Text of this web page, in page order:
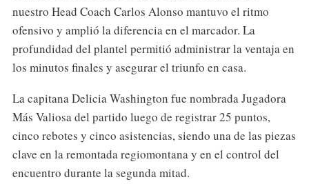
nuestro Head Coach Carlos Alonso mantuvo el ritmo
ofensivo y amplió la diferencia en el marcador. La
profundidad del plantel permitió administrar la ventaja en
los minutos finales y asegurar el triunfo en casa.
La capitana Delicia Washington fue nombrada Jugadora
Más Valiosa del partido luego de registrar 25 puntos,
cinco rebotes y cinco asistencias, siendo una de las piezas
clave en la remontada regiomontana y en el control del
encuentro durante la segunda mitad.